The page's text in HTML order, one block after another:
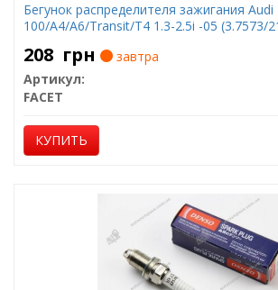
Бегунок распределителя зажигания Audi
100/A4/A6/Transit/T4 1.3-2.5i -05 (3.7573/
208 грн
завтра
Артикул:
FACET
КУПИТЬ